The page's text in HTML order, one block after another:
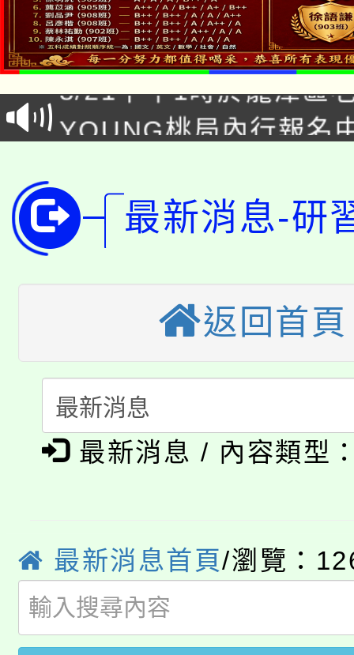
「本色祭」8/29、30在
場熱烈登場!
8/21下午1時於龍潭區
徵才活動。
YOUNG桃局內行報名
開!
115年桃園市運動會8/
田徑場及游泳池舉行。
桃園市低收入戶享有免
視費優惠，中低收入戶
半價優惠，詳情可洽有
者。
大園自造教育及科技中
份教師增能研習
大溪自造教育及科技
份教師研習
淨零綠生活教案入校路
會
115年食農教育專業人
程
「本色祭」8/29、30在
8/21下午1時於龍潭區
局官網。
8月14至27日，桃園電
開!
115年桃園市運動會8/
田徑場及游泳池舉行。
桃園市低收入戶享有免
最新消息-研
返回首頁
最新消息 / 內容類型
最新消息首頁/瀏覽：